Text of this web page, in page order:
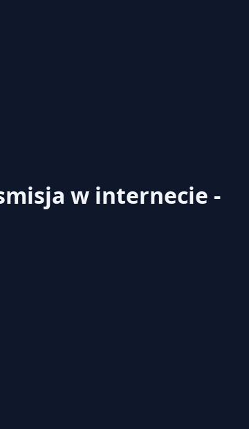
w internecie -